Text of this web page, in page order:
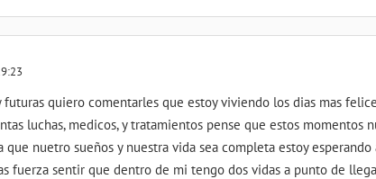
futuras quiero comentarles que estoy viviendo los dias mas
luchas, medicos, y tratamientos pense que estos
que nuetro sueños y nuestra vida sea completa estoy
fuerza sentir que dentro de mi tengo dos vidas a punto de